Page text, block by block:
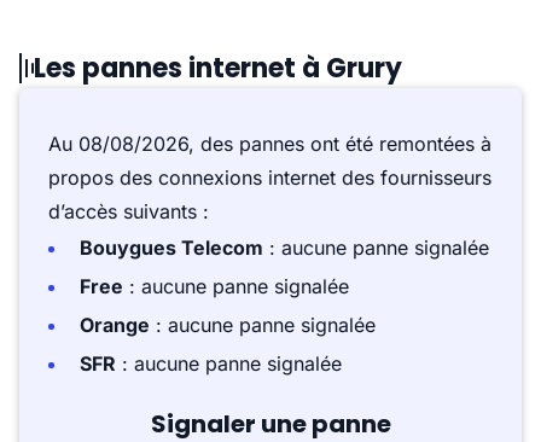
Les pannes internet à Grury
Au 08/08/2026, des pannes ont été remontées à
propos des connexions internet des fournisseurs
d’accès suivants :
Bouygues Telecom : aucune panne signalée
Free : aucune panne signalée
Orange : aucune panne signalée
SFR : aucune panne signalée
Signaler une panne